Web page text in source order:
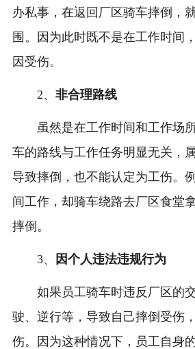
办私事，在返回厂区骑车摔倒，
围。因为此时既不是在工作时间
因受伤。
2、 非合理路线
虽然是在工作时间和工作场
车的路线与工作任务明显无关，
导致摔倒，也不能认定为工伤。
间工作，却骑车绕路去厂区食堂
摔倒。
3、 因个人违法违规行为
如果员工骑车时违反厂区的
驶、逆行等，导致自己摔倒受伤
伤。因为这种情况下，员工自身